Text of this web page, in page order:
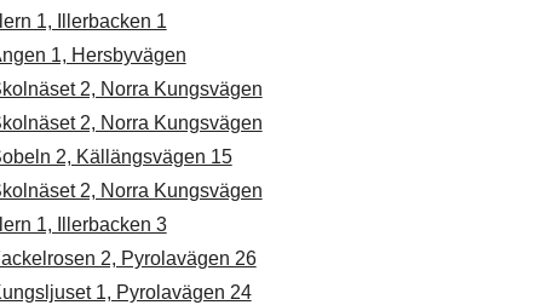
Illern 1, Illerbacken 1
1, Hersbyvägen
2, Norra Kungsvägen
2, Norra Kungsvägen
2, Källängsvägen 15
2, Norra Kungsvägen
Illern 1, Illerbacken 3
2, Pyrolavägen 26
1, Pyrolavägen 24